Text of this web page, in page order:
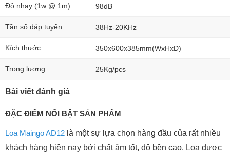
Độ nhạy (1w @ 1m): 98dB
Tần số đáp tuyến: 38Hz-20KHz
Kích thước: 350x600x385mm(WxHxD)
Trọng lượng: 25Kg/pcs
Bài viết đánh giá
ĐẶC ĐIỂM NỔI BẬT SẢN PHẨM
Loa Maingo AD12 là một sự lựa chọn hàng đầu của rất nhiều
khách hàng hiện nay bởi chất âm tốt, độ bền cao. Loa được